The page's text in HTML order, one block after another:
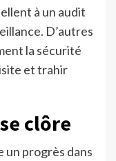
à un audit
D’autres
la sécurité
et trahir
clôre
un progrès dans